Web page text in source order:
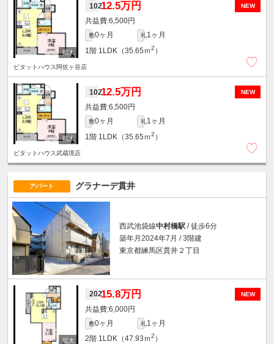
NEW
10212.5万円
6,500円
敷0ヶ月 礼1ヶ月
1階 1LDK（35.65ｍ2 ）
ピタットハウス阿佐ヶ谷店
NEW
10212.5万円
6,500円
敷0ヶ月 礼1ヶ月
1階 1LDK（35.65ｍ2 ）
ピタットハウス武蔵境店
アパート グラナーデ貫井
西武池袋線中村橋駅 / 徒歩6分
築年月2024年7月 / 3階建
東京都練馬区貫井２丁目
NEW
20215.8万円
6,000円
敷0ヶ月 礼1ヶ月
2階 1LDK（47.93ｍ2 ）